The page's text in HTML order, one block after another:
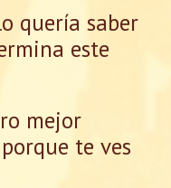
quería saber
este
mejor
te ves